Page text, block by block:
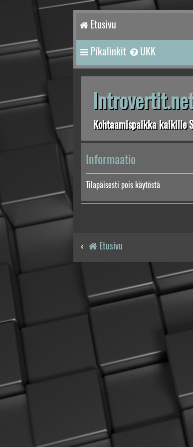
Etusivu
Pikalinkit UKK
Kohtaamispaikka kaikille
Informaatio
Tilapäisesti pois käytöstä
Etusivu